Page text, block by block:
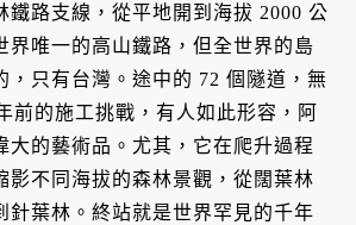
鐵路支線，從平地開到海拔 2000 公
界唯一的高山鐵路，但全世界的島
，只有台灣。途中的 72 個隧道，無
前的施工挑戰，有人如此形容，阿
大的藝術品。尤其，它在爬升過程
影不同海拔的森林景觀，從闊葉林
針葉林。終站就是世界罕見的千年